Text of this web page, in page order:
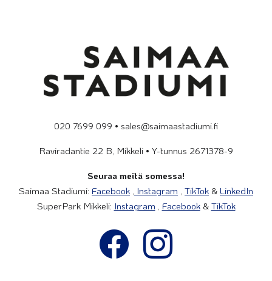
020 7699 099 • sales@saimaastadiumi.fi
Raviradantie 22 B, Mikkeli • Y-tunnus 2671378-9
Seuraa meitä somessa!
Saimaa Stadiumi: Facebook , Instagram , TikTok & LinkedIn
SuperPark Mikkeli: Instagram , Facebook& TikTok